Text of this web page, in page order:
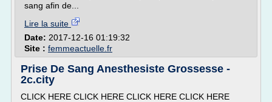
sang afin de...
Lire la suite
Date: 2017-12-16 01:19:32
Site : femmeactuelle.fr
Prise De Sang Anesthesiste Grossesse -
2c.city
CLICK HERE CLICK HERE CLICK HERE CLICK HERE